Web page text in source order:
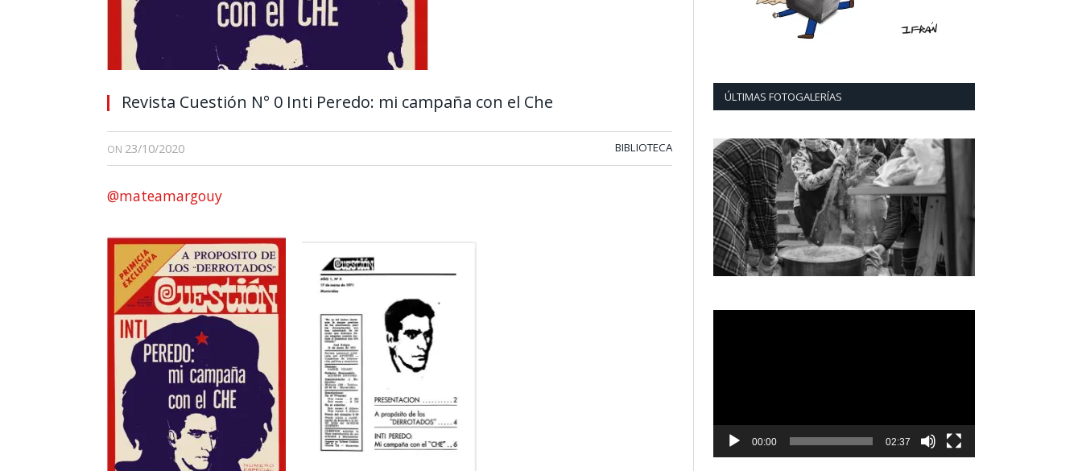
Revista Cuestión N° 0 Inti Peredo: mi campaña con el Che
ON 23/10/2020 BIBLIOTECA
@mateamargouy
ÚLTIMAS FOTOGALERÍAS
00:00 02:37